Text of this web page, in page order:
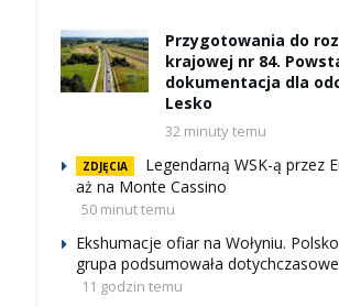
Przygotowania do
krajowej nr 84.
dokumentacja dla
Lesko
32 minuty temu
ZDJĘCIA
Legendarną WSK-ą przez
aż na Monte Cassino
50 minut temu
Ekshumacje ofiar na Wołyniu.
grupa podsumowała
11 godzin temu